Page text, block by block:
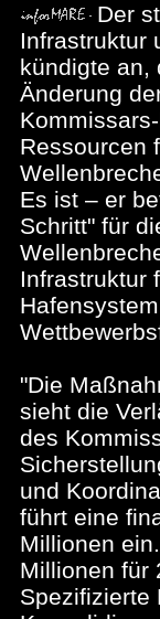
Der
Infrastruktur
kündigte an,
Änderung
Ressourcen
Es ist – er
Schritt" für
Infrastruktur
"Die
sieht die
des
und
führt eine
Millionen
Millionen für
Spezifizierte